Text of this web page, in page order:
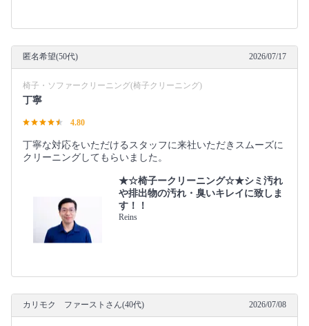
匿名希望(50代) 2026/07/17
椅子・ソファークリーニング(椅子クリーニング)
丁寧
4.80
丁寧な対応をいただけるスタッフに来社いただきスムーズに
クリーニングしてもらいました。
★☆椅子ークリーニング☆★シミ汚れ
や排出物の汚れ・臭いキレイに致しま
す！！
Reins
カリモク ファーストさん(40代) 2026/07/08